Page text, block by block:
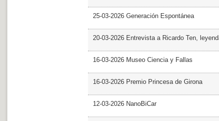
25-03-2026 Generación Espontánea
20-03-2026 Entrevista a Ricardo Ten,
16-03-2026 Museo Ciencia y Fallas
16-03-2026 Premio Princesa de Girona
12-03-2026 NanoBiCar